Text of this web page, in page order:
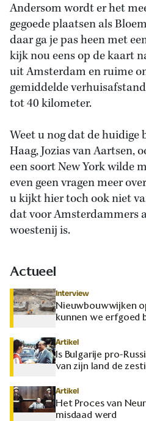
Andersom wordt er het
gegoede plaatsen als
daar ga je pas heen met
kijk nou eens op de kaart
uit Amsterdam en ruime
gemiddelde
tot 40 kilometer.
Weet u nog dat de huidige
Haag, Jozias van Aartsen,
een soort New York wilde
even geen vragen meer
u kijkt hier toch ook niet
dat voor Amsterdammers
woestenij is.
Actueel
Interview
Nieuwbouwwijken
kunnen we erfgoed
Artikel
Is Bulgarije pro-
van zijn land de
Artikel
Het Proces van
misdaad werd